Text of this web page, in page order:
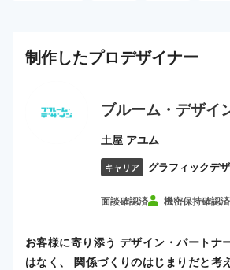
制作したプロデザイナー
ブルーム・デザイ
土屋 アユム
キャリア グラフィックデ
面談確認済 機密保持確認済
お客様に寄り添う デザイン・パートナ
はなく、 関係づくりのはじまりだと考